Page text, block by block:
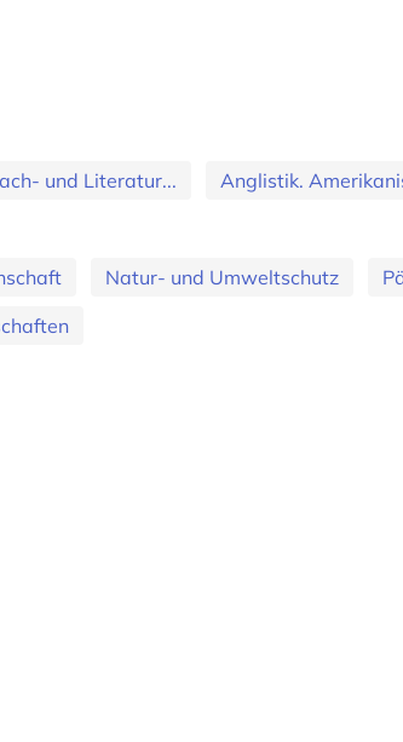
und Literatur...
Anglistik.
Natur- und Umweltschutz